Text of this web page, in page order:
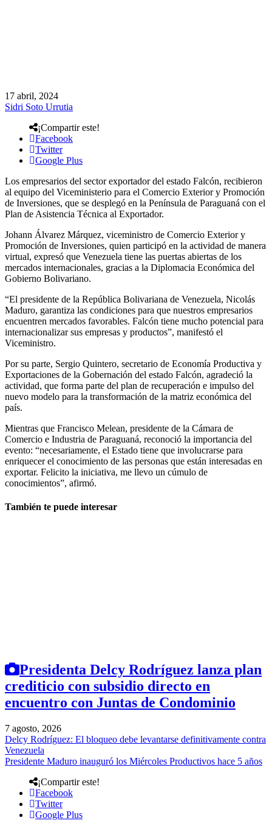
17 abril, 2024
Sidri Soto Urrutia
¡Compartir este!
Facebook
Twitter
Google Plus
Los empresarios del sector exportador del estado Falcón, recibieron
al equipo del Viceministerio para el Comercio Exterior y Promoción
de Inversiones, que se desplegó en la Península de Paraguaná con el
Plan de Asistencia Técnica al Exportador.
Johann Álvarez Márquez, viceministro de Comercio Exterior y
Promoción de Inversiones, quien participó en la actividad de manera
virtual, expresó que Venezuela tiene las puertas abiertas de los
mercados internacionales, gracias a la Diplomacia Económica del
Gobierno Bolivariano.
“El presidente de la República Bolivariana de Venezuela, Nicolás
Maduro, garantiza las condiciones para que nuestros empresarios
encuentren mercados favorables. Falcón tiene mucho potencial para
internacionalizar sus empresas y productos”, manifestó el
Viceministro.
Por su parte, Sergio Quintero, secretario de Economía Productiva y
Exportaciones de la Gobernación del estado Falcón, agradeció la
actividad, que forma parte del plan de recuperación e impulso del
nuevo modelo para la transformación de la matriz económica del
país.
Mientras que Francisco Melean, presidente de la Cámara de
Comercio e Industria de Paraguaná, reconoció la importancia del
evento: “necesariamente, el Estado tiene que involucrarse para
enriquecer el conocimiento de las personas que están interesadas en
exportar. Felicito la iniciativa, me llevo un cúmulo de
conocimientos”, afirmó.
También te puede interesar
Presidenta Delcy Rodríguez lanza plan
crediticio con subsidio directo en
encuentro con Juntas de Condominio
7 agosto, 2026
Delcy Rodríguez: El bloqueo debe levantarse definitivamente contra
Venezuela
Presidente Maduro inauguró los Miércoles Productivos hace 5 años
¡Compartir este!
Facebook
Twitter
Google Plus